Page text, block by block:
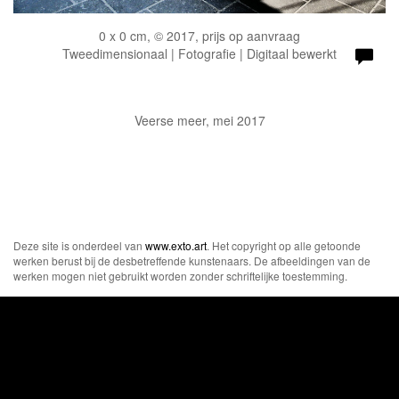
0 x 0 cm, © 2017, prijs op aanvraag
Tweedimensionaal | Fotografie | Digitaal bewerkt
Veerse meer, mei 2017
Deze site is onderdeel van www.exto.art. Het copyright op alle getoonde
werken berust bij de desbetreffende kunstenaars. De afbeeldingen van de
werken mogen niet gebruikt worden zonder schriftelijke toestemming.